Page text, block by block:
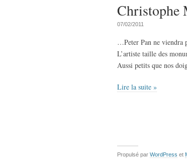
Christophe
07/02/2011
…Peter Pan ne viendra
L’artiste taille des
Aussi petits que nos
Lire la suite »
Propulsé par WordPress et